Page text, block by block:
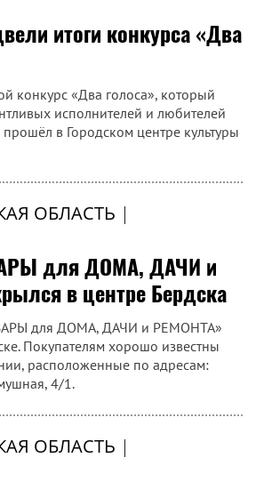
итоги конкурса «Два
конкурс «Два голоса», который
исполнителей и любителей
в Городском центре культуры
ОБЛАСТЬ |
для ДОМА, ДАЧИ и
в центре Бердска
для ДОМА, ДАЧИ и РЕМОНТА»
Покупателям хорошо известны
расположенные по адресам:
4/1.
ОБЛАСТЬ |